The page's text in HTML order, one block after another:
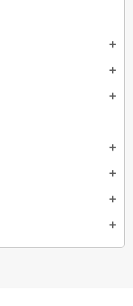
add
add
add
add
add
add
add